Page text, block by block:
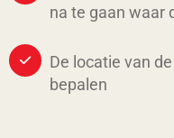
na te gaan waar
De locatie van
bepalen